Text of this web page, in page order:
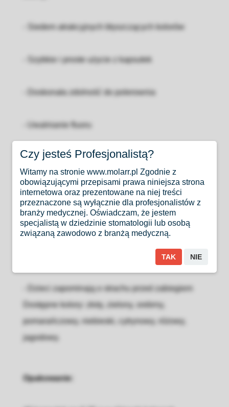
- Siedem atrakcyjnych błyszczących kolorów
- Szybkie i proste użycie z kapsułek
- Doskonała zdolność do polerownia
- Uwalnianie fluoru
- Materiał bazujący na sprawdzonej technologii
kompomerów VOCO
- Kolornik bazujący na oryginalnym materiale
- Dzieci chętniej zgadzają się na wizytę u
- Dzieci zapominają o strachu przed zabiegiem
Dostępne kolory: złoty, zielony, srebrny,
pomarańczowy, niebieski, cytrynowy, różowy,
jagodowy.
Opakowanie:
Czy jesteś Profesjonalistą?
Witamy na stronie www.molarr.pl Zgodnie z
obowiązującymi przepisami prawa niniejsza strona
internetowa oraz prezentowane na niej treści
przeznaczone są wyłącznie dla profesjonalistów z
branży medycznej. Oświadczam, że jestem
specjalistą w dziedzinie stomatologii lub osobą
związaną zawodowo z branżą medyczną.
TAK NIE